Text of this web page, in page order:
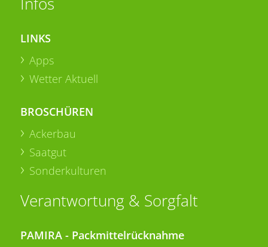
LINKS
Apps
Wetter Aktuell
BROSCHÜREN
Ackerbau
Saatgut
Sonderkulturen
Verantwortung & Sorgfalt
PAMIRA - Packmittelrücknahme